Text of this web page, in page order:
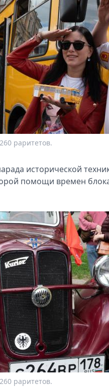
раритетов.
исторической
помощи времен
раритетов.